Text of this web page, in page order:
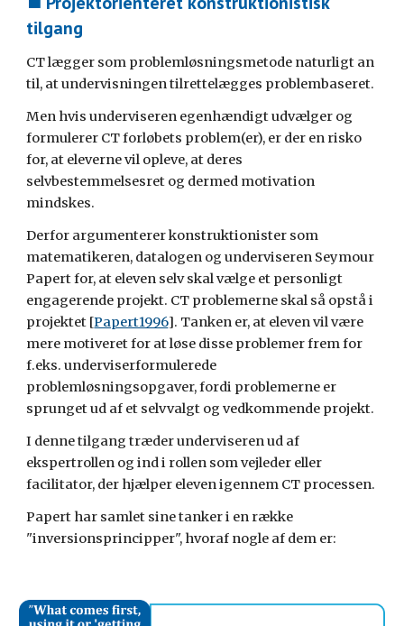
tilgang
CT lægger som problemløsningsmetode naturligt an
til, at undervisningen tilrettelægges problembaseret.
Men hvis underviseren egenhændigt udvælger og
formulerer CT forløbets problem(er), er der en risko
for, at eleverne vil opleve, at deres
selvbestemmelsesret og dermed motivation
mindskes.
Derfor argumenterer konstruktionister som
matematikeren, datalogen og underviseren Seymour
Papert for, at eleven selv skal vælge et personligt
engagerende projekt. CT problemerne skal så opstå i
projektet [Papert1996]. Tanken er, at eleven vil være
mere motiveret for at løse disse problemer frem for
f.eks. underviserformulerede
problemløsningsopgaver, fordi problemerne er
sprunget ud af et selvvalgt og vedkommende projekt.
I denne tilgang træder underviseren ud af
ekspertrollen og ind i rollen som vejleder eller
facilitator, der hjælper eleven igennem CT processen.
Papert har samlet sine tanker i en række
"inversionsprincipper", hvoraf nogle af dem er: